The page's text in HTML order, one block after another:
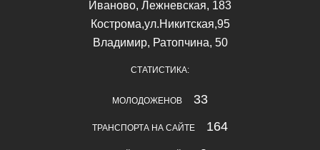
Иваново, Лежневская, 183
Кострома,ул.Никитская,95
Владимир, Ратопчина, 50
СТАТИСТИКА:
МОЛОДОЖЕНОВ 33
ТРАНСПОРТА НА САЙТЕ 164